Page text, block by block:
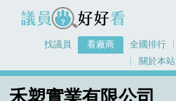
議員好好看
找議員 看廠商 全國排行
關於本站